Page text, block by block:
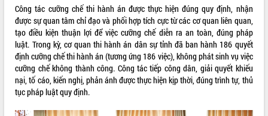
Kỳ họp thứ Hai, Hội đồng nhân dân
tỉnh khóa XI quyết nghị nhiều nội dung
quan trọng
Bí thư Tỉnh ủy Lương Nguyễn Minh
Triết thăm, tặng quà người có công với
cách mạng
Rà soát, hoàn thiện hệ thống thiết chế
văn hóa, thể thao đáp ứng yêu cầu
phát triển mới
LIÊN KẾT WEB
Công tác cưỡng chế thi hành án được thực hiện đúng quy định, nhận
được sự quan tâm chỉ đạo và phối hợp tích cực từ các cơ quan liên quan,
tạo điều kiện thuận lợi để việc cưỡng chế diễn ra an toàn, đúng pháp
luật. Trong kỳ, cơ quan thi hành án dân sự tỉnh đã ban hành 186 quyết
định cưỡng chế thi hành án (tương ứng 186 việc), không phát sinh vụ việc
cưỡng chế không thành công. Công tác tiếp công dân, giải quyết khiếu
nại, tố cáo, kiến nghị, phản ánh được thực hiện kịp thời, đúng trình tự, thủ
tục pháp luật quy định.